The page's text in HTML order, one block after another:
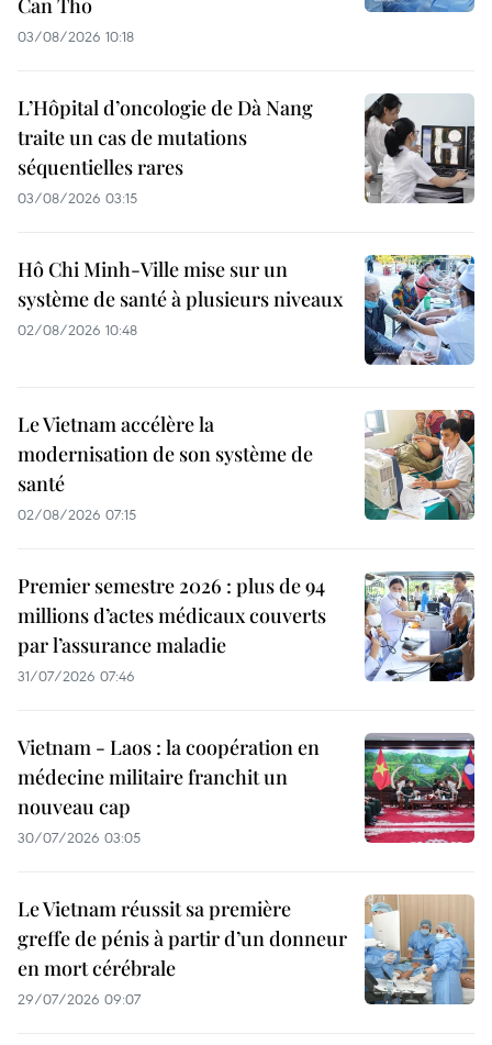
Can Tho
03/08/2026 10:18
L’Hôpital d’oncologie de Dà Nang
traite un cas de mutations
séquentielles rares
03/08/2026 03:15
Hô Chi Minh-Ville mise sur un
système de santé à plusieurs niveaux
02/08/2026 10:48
Le Vietnam accélère la
modernisation de son système de
santé
02/08/2026 07:15
Premier semestre 2026 : plus de 94
millions d’actes médicaux couverts
par l’assurance maladie
31/07/2026 07:46
Vietnam - Laos : la coopération en
médecine militaire franchit un
nouveau cap
30/07/2026 03:05
Le Vietnam réussit sa première
greffe de pénis à partir d’un donneur
en mort cérébrale
29/07/2026 09:07